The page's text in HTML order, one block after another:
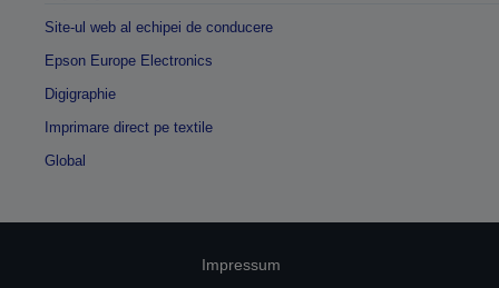
Site-ul web al echipei de conducere
Epson Europe Electronics
Digigraphie
Imprimare direct pe textile
Global
Impressum